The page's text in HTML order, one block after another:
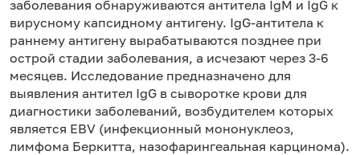
заболевания обнаруживаются антитела IgM и IgG к
вирусному капсидному антигену. IgG-антитела к
раннему антигену вырабатываются позднее при
острой стадии заболевания, а исчезают через 3-6
месяцев. Исследование предназначено для
выявления антител IgG в сыворотке крови для
диагностики заболеваний, возбудителем которых
является EBV (инфекционный мононуклеоз,
лимфома Беркитта, назофарингеальная карцинома).